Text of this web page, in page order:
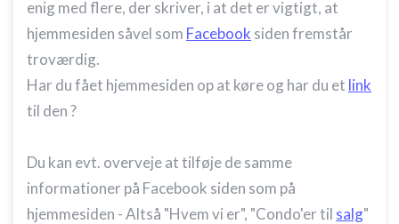
enig med flere, der skriver, i at det er vigtigt, at
hjemmesiden såvel som Facebook siden fremstår
troværdig.
Har du fået hjemmesiden op at køre og har du et link
til den ?
Du kan evt. overveje at tilføje de samme
informationer på Facebook siden som på
hjemmesiden - Altså "Hvem vi er", "Condo'er til salg"